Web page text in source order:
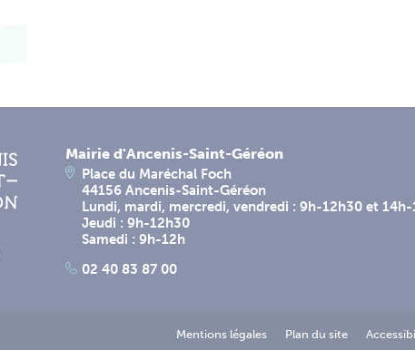
Mairie d'Ancenis-Saint-Géréon
Place du Maréchal Foch
44156 Ancenis-Saint-Géréon
Lundi, mardi, mercredi, vendredi : 9h-12h30 et 14h-
Jeudi : 9h-12h30
Samedi : 9h-12h
02 40 83 87 00
Mentions légales Plan du site